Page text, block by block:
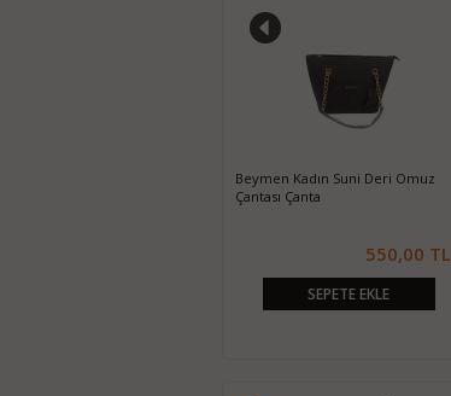
Beymen Kadın Suni Deri Omuz
Çantası Çanta
550,00 TL
SEPETE EKLE